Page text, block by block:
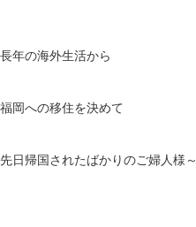
長年の海外生活から
福岡への移住を決めて
先日帰国されたばかりのご婦人様～